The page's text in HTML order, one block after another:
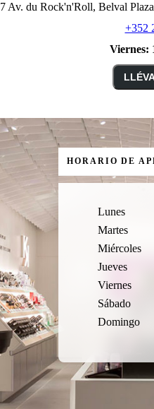
7 Av. du Rock'n'Roll, Belval
+352
Viernes:
HORARIO DE
Lunes
Martes
Miércoles
Jueves
Viernes
Sábado
Domingo